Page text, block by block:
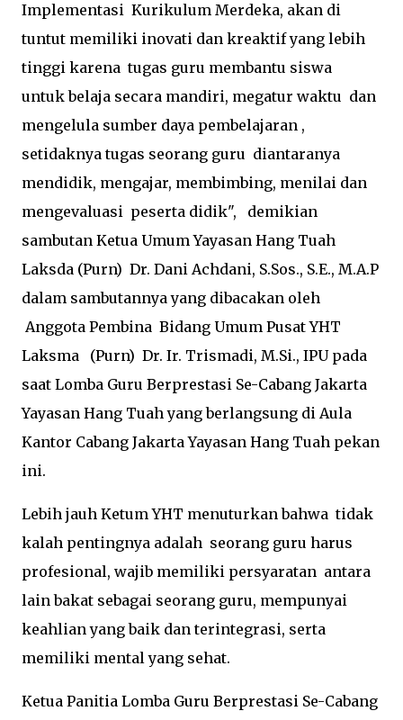
Implementasi Kurikulum Merdeka, akan di
tuntut memiliki inovati dan kreaktif yang lebih
tinggi karena tugas guru membantu siswa
untuk belaja secara mandiri, megatur waktu dan
mengelula sumber daya pembelajaran ,
setidaknya tugas seorang guru diantaranya
mendidik, mengajar, membimbing, menilai dan
mengevaluasi peserta didik", demikian
sambutan Ketua Umum Yayasan Hang Tuah
Laksda (Purn) Dr. Dani Achdani, S.Sos., S.E., M.A.P
dalam sambutannya yang dibacakan oleh
Anggota Pembina Bidang Umum Pusat YHT
Laksma (Purn) Dr. Ir. Trismadi, M.Si., IPU pada
saat Lomba Guru Berprestasi Se-Cabang Jakarta
Yayasan Hang Tuah yang berlangsung di Aula
Kantor Cabang Jakarta Yayasan Hang Tuah pekan
ini.
Lebih jauh Ketum YHT menuturkan bahwa tidak
kalah pentingnya adalah seorang guru harus
profesional, wajib memiliki persyaratan antara
lain bakat sebagai seorang guru, mempunyai
keahlian yang baik dan terintegrasi, serta
memiliki mental yang sehat.
Ketua Panitia Lomba Guru Berprestasi Se-Cabang